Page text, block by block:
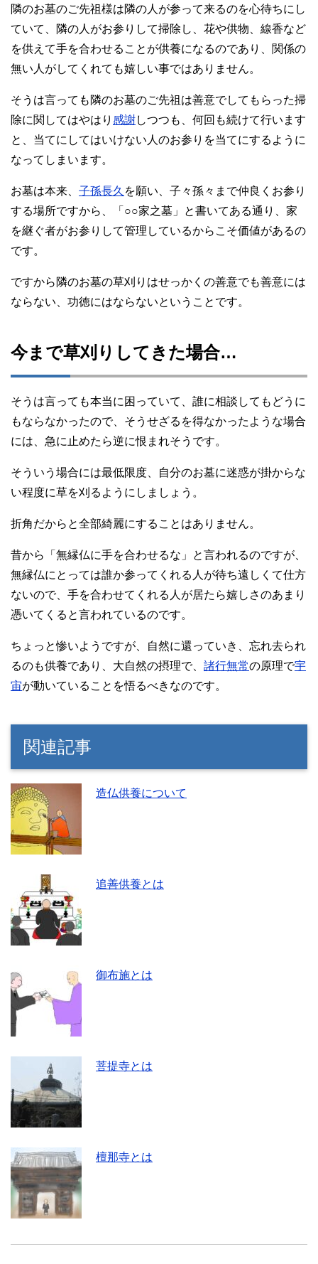
隣のお墓のご先祖様は隣の人が参って来るのを心待ちにし
ていて、隣の人がお参りして掃除し、花や供物、線香など
を供えて手を合わせることが供養になるのであり、関係の
無い人がしてくれても嬉しい事ではありません。
そうは言っても隣のお墓のご先祖は善意でしてもらった掃
除に関してはやはり 感謝しつつも、何回も続けて行います
と、当てにしてはいけない人のお参りを当てにするように
なってしまいます。
お墓は本来、 子孫長久 を願い、子々孫々まで仲良くお参り
する場所ですから、「○○家之墓」と書いてある通り、家
を継ぐ者がお参りして管理しているからこそ価値があるの
です。
ですから隣のお墓の草刈りはせっかくの善意でも善意には
ならない、功徳にはならないということです。
今まで草刈りしてきた場合…
そうは言っても本当に困っていて、誰に相談してもどうに
もならなかったので、そうせざるを得なかったような場合
には、急に止めたら逆に恨まれそうです。
そういう場合には最低限度、自分のお墓に迷惑が掛からな
い程度に草を刈るようにしましょう。
折角だからと全部綺麗にすることはありません。
昔から「無縁仏に手を合わせるな」と言われるのですが、
無縁仏にとっては誰か参ってくれる人が待ち遠しくて仕方
ないので、手を合わせてくれる人が居たら嬉しさのあまり
憑いてくると言われているのです。
ちょっと惨いようですが、自然に還っていき、忘れ去られ
るのも供養であり、大自然の摂理で、 諸行無常の原理で宇
宙が動いていることを悟るべきなのです。
関連記事
造仏供養について
追善供養とは
御布施とは
菩提寺とは
檀那寺とは